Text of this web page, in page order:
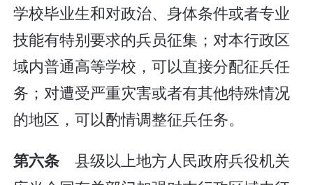
学校毕业生和对政治、身体条件或者专业
技能有特别要求的兵员征集；对本行政区
域内普通高等学校，可以直接分配征兵任
务；对遭受严重灾害或者有其他特殊情况
的地区，可以酌情调整征兵任务。
第六条 县级以上地方人民政府兵役机关